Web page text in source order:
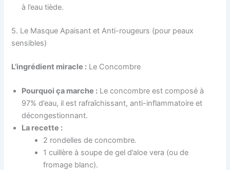
à l’eau tiède.
5. Le Masque Apaisant et Anti-rougeurs (pour peaux
sensibles)
L’ingrédient miracle : Le Concombre
Pourquoi ça marche : Le concombre est composé à
97% d’eau, il est rafraîchissant, anti-inflammatoire et
décongestionnant.
La recette :
2 rondelles de concombre.
1 cuillère à soupe de gel d’aloe vera (ou de
fromage blanc).